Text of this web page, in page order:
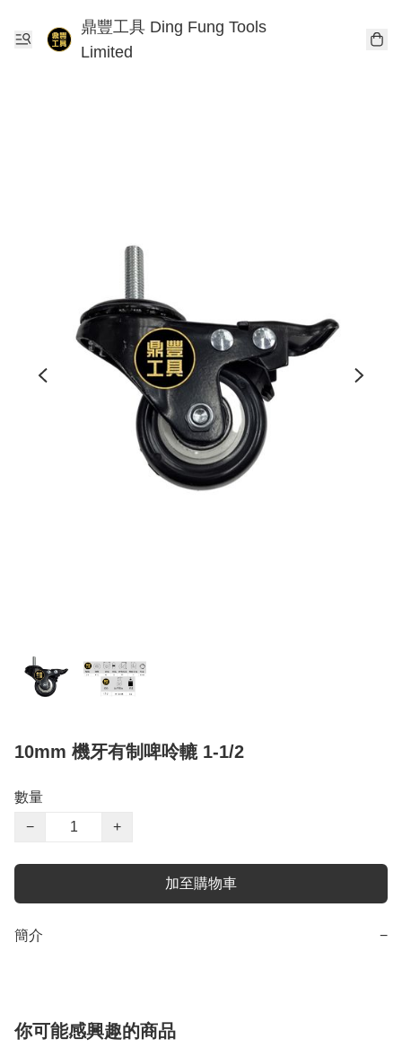
鼎豐工具 Ding Fung Tools
Limited
10mm 機牙有制啤呤轆 1-1/2
數量
−
+
加至購物車
簡介 −
你可能感興趣的商品